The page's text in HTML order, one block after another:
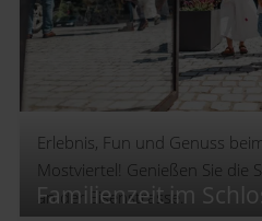
Familienzeit im
Erlebnis, Fun und Genuss
Mostviertel! Genießen Sie die
an der Eisenstrasse.